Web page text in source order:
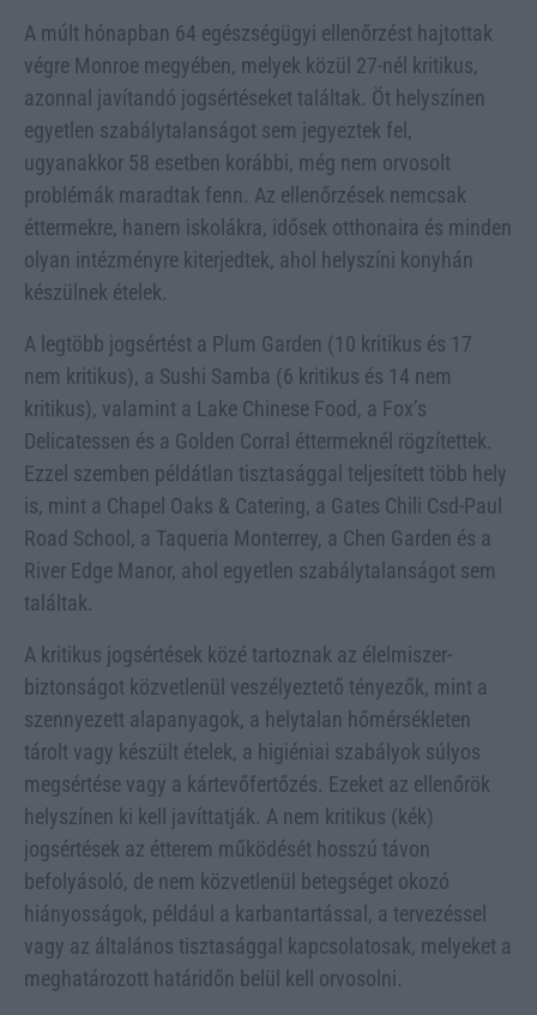
A múlt hónapban 64 egészségügyi ellenőrzést hajtottak
végre Monroe megyében, melyek közül 27-nél kritikus,
azonnal javítandó jogsértéseket találtak. Öt helyszínen
egyetlen szabálytalanságot sem jegyeztek fel,
ugyanakkor 58 esetben korábbi, még nem orvosolt
problémák maradtak fenn. Az ellenőrzések nemcsak
éttermekre, hanem iskolákra, idősek otthonaira és minden
olyan intézményre kiterjedtek, ahol helyszíni konyhán
készülnek ételek.
A legtöbb jogsértést a Plum Garden (10 kritikus és 17
nem kritikus), a Sushi Samba (6 kritikus és 14 nem
kritikus), valamint a Lake Chinese Food, a Fox’s
Delicatessen és a Golden Corral éttermeknél rögzítettek.
Ezzel szemben példátlan tisztasággal teljesített több hely
is, mint a Chapel Oaks & Catering, a Gates Chili Csd-Paul
Road School, a Taqueria Monterrey, a Chen Garden és a
River Edge Manor, ahol egyetlen szabálytalanságot sem
találtak.
A kritikus jogsértések közé tartoznak az élelmiszer-
biztonságot közvetlenül veszélyeztető tényezők, mint a
szennyezett alapanyagok, a helytalan hőmérsékleten
tárolt vagy készült ételek, a higiéniai szabályok súlyos
megsértése vagy a kártevőfertőzés. Ezeket az ellenőrök
helyszínen ki kell javíttatják. A nem kritikus (kék)
jogsértések az étterem működését hosszú távon
befolyásoló, de nem közvetlenül betegséget okozó
hiányosságok, például a karbantartással, a tervezéssel
vagy az általános tisztasággal kapcsolatosak, melyeket a
meghatározott határidőn belül kell orvosolni.